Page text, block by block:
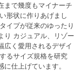
まで幾度もマイナーチ
形状に作りあげまし
イプが従来のゆったり
り カジュアル、リゾー
広く愛用されるデザイ
るサイズ規格を研究
仕上げています。